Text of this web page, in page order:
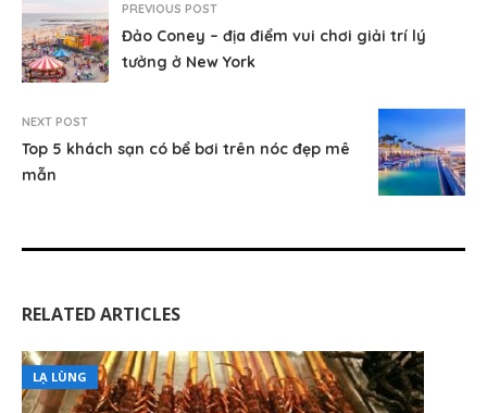
PREVIOUS POST
Đảo Coney – địa điểm vui chơi giải trí lý
tưởng ở New York
NEXT POST
Top 5 khách sạn có bể bơi trên nóc đẹp mê
mẫn
RELATED ARTICLES
LẠ LÙNG